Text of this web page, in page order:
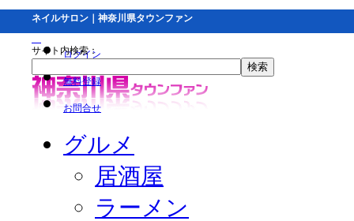
ネイルサロン｜神奈川県タウンファン
ログイン
無料登録
お問合せ
サイト内検索：
グルメ
居酒屋
ラーメン